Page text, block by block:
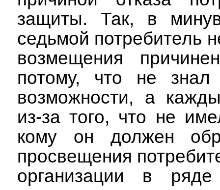
защиты. Так, в
седьмой потребитель
возмещения
потому, что не знал
возможности, а
из-за того, что не
кому он должен
просвещения
организации в